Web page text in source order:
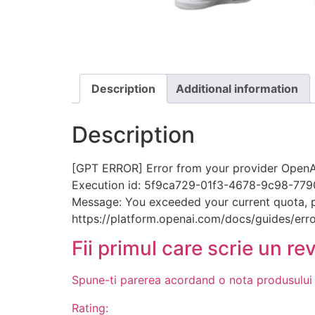
Description Additional information
Description
[GPT ERROR] Error from your provider
Execution id: 5f9ca729-01f3-4678-9c98-
Message: You exceeded your current
https://platform.openai.com/docs/guides/
Fii primul care scrie un
Spune-ti parerea acordand o nota produsului
Rating: